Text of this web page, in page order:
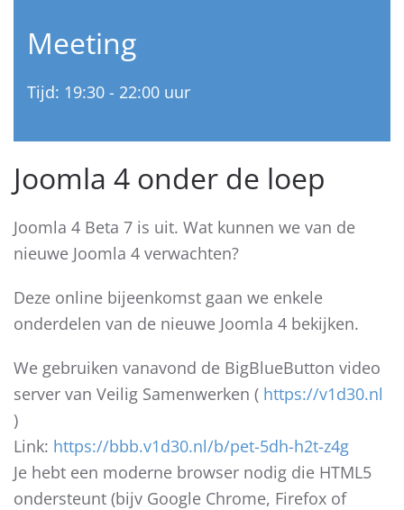
Meeting
Tijd: 19:30 - 22:00 uur
Joomla 4 onder de loep
Joomla 4 Beta 7 is uit. Wat kunnen we van de
nieuwe Joomla 4 verwachten?
Deze online bijeenkomst gaan we enkele
onderdelen van de nieuwe Joomla 4 bekijken.
We gebruiken vanavond de BigBlueButton video
server van Veilig Samenwerken ( https://v1d30.nl
)
Link: https://bbb.v1d30.nl/b/pet-5dh-h2t-z4g
Je hebt een moderne browser nodig die HTML5
ondersteunt (bijv Google Chrome, Firefox of